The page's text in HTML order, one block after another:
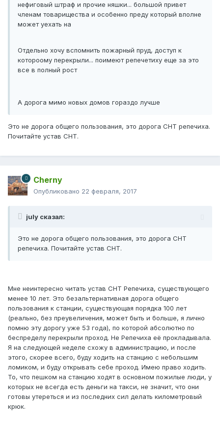
нефиговый штраф и прочие няшки... большой привет
членам товарищества и особенно преду который вполне
может уехать на
Отдельно хочу вспомнить пожарный пруд, доступ к
котороому перекрыли... поимеют репечетиху еще за это
все в полный рост
А дорога мимо новых домов гораздо лучше
Это не дорога общего пользования, это дорога СНТ репечиха.
Почитайте устав СНТ.
Cherny
Опубликовано 22 февраля, 2017
july сказал:
Это не дорога общего пользования, это дорога СНТ
репечиха. Почитайте устав СНТ.
Мне неинтересно читать устав СНТ Репечиха, существующего
менее 10 лет. Это безальтернативная дорога общего
пользования к станции, существующая порядка 100 лет
(реально, без преувеличения, может быть и больше, я лично
помню эту дорогу уже 53 года), по которой абсолютно по
беспределу перекрыли проход. Не Репечиха её прокладывала.
Я на следующей неделе схожу в администрацию, и после
этого, скорее всего, буду ходить на станцию с небольшим
ломиком, и буду открывать себе проход. Имею право ходить.
То, что пешком на станцию ходят в основном пожилые люди, у
которых не всегда есть деньги на такси, не значит, что они
готовы утереться и из последних сил делать километровый
крюк.